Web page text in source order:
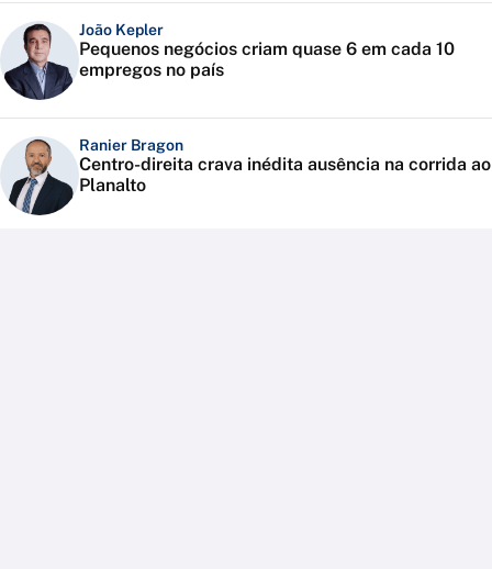
João Kepler
Pequenos negócios criam quase 6 em cada 10
empregos no país
Ranier Bragon
Centro-direita crava inédita ausência na corrida ao
Planalto